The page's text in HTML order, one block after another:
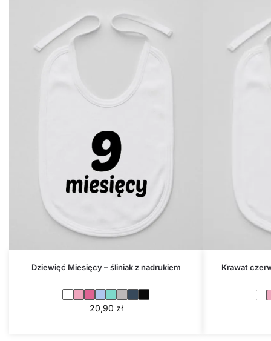
Dziewięć Miesięcy – śliniak z nadrukiem
20,90 zł
Krawat